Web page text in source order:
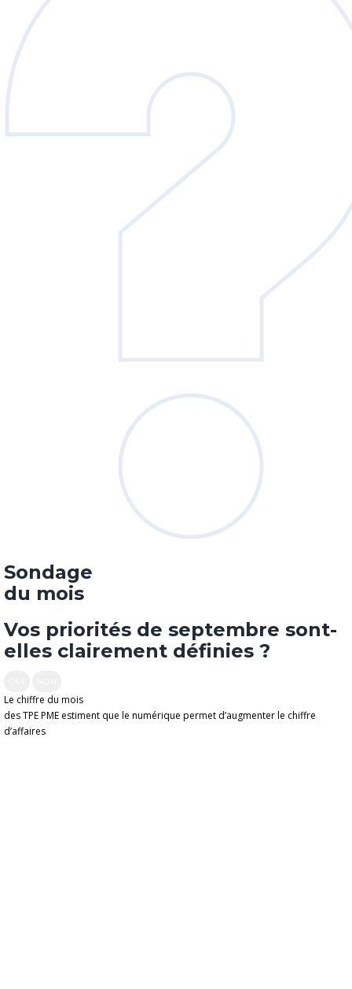
Sondage
du mois
Vos priorités de septembre sont-
elles clairement définies ?
Le chiffre du mois
des TPE PME estiment que le numérique permet d’augmenter le chiffre
d’affaires